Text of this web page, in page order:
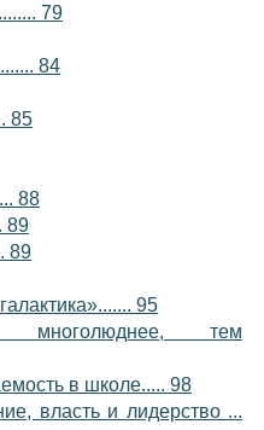
79
84
85
88
89
89
95
тем
в школе..... 98
власть и лидерство ...